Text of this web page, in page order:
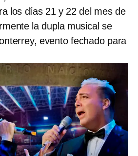
los días 21 y 22 del mes de
la dupla musical se
evento fechado para